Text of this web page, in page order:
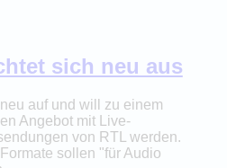
sich neu aus
auf und will zu einem
Angebot mit Live-
von RTL werden.
sollen "für Audio